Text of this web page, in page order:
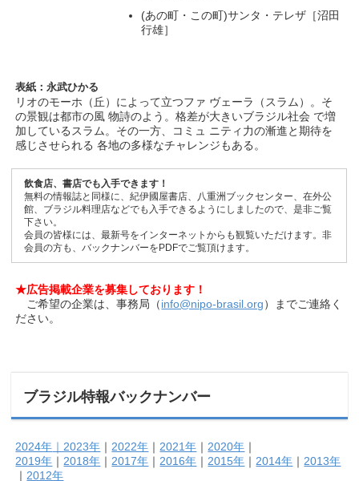
(あの町・この町)サンタ・テレザ［沼田
行雄］
表紙：永武ひかる
リオのモーホ（丘）によって立つファ ヴェーラ（スラム）。そ
の景観は都市の風 物詩のよう。格差が大きいブラジル社会 で増
加しているスラム。その一方、コミュ ニティ力の漸進と期待を
感じさせられる 各地の多様なチャレンジもある。
飲食店、書店でも入手できます！
無料の情報誌と同様に、紀伊國屋書店、八重洲ブックセンター、在外公
館、ブラジル料理店などでも入手できるようにしましたので、是非ご覧
下さい。
会員の皆様には、最新号をインターネットからも観覧いただけます。非
会員の方も、バックナンバーをPDFでご覧頂けます。
★広告掲載企業を募集しております！
ご希望の企業は、事務局（info@nipo-brasil.org）までご連絡く
ださい。
ブラジル特報バックナンバー
2024年 ｜2023年 ｜ 2022年 ｜ 2021年 ｜ 2020年 ｜
2019年 ｜ 2018年 ｜ 2017年 ｜ 2016年 ｜ 2015年 ｜ 2014年 ｜ 2013年
｜ 2012年